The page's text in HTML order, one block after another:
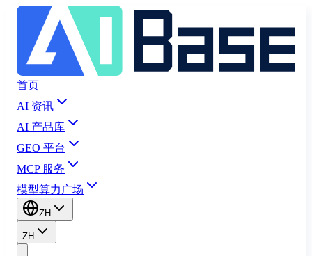
首页
AI 资讯
AI 产品库
GEO 平台
MCP 服务
模型算力广场
ZH
ZH